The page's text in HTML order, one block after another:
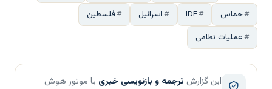
حماس
IDF اسرائیل
فلسطین
عملیات نظامی
این گزارش ترجمه و بازنویسی خبری با موتور هوش